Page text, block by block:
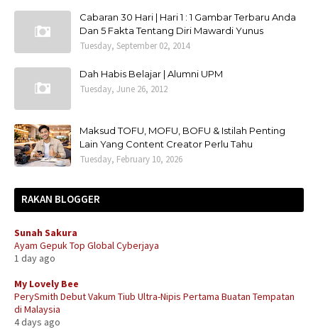
Cabaran 30 Hari | Hari 1 : 1 Gambar Terbaru Anda
Dan 5 Fakta Tentang Diri Mawardi Yunus
Tuesday, September 02, 2014
Dah Habis Belajar | Alumni UPM
Tuesday, June 26, 2012
Maksud TOFU, MOFU, BOFU & Istilah Penting
Lain Yang Content Creator Perlu Tahu
Tuesday, February 10, 2026
RAKAN BLOGGER
Sunah Sakura
Ayam Gepuk Top Global Cyberjaya
1 day ago
My Lovely Bee
PerySmith Debut Vakum Tiub Ultra-Nipis Pertama Buatan Tempatan
di Malaysia
4 days ago